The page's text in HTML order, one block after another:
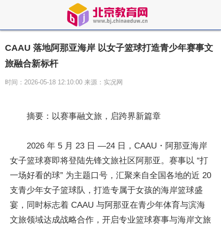
CAAU 落地阿那亚海岸 以女子篮球打造青少年赛事文
旅融合新标杆
时间：2026-05-18 12:10:00 来源：实况网
摘要：以赛事融文旅，启跨界新篇章
2026 年 5 月 23 日 —24 日，CAAU・阿那亚海岸
女子篮球赛即将登陆先锋文旅社区阿那亚。赛事以 “打
一场好看的球” 为主题口号，汇聚来自全国各地的近 20
支青少年女子篮球队，打造专属于女孩的海岸篮球盛
宴，同时标志着 CAAU 与阿那亚在青少年体育与滨海
文旅领域达成战略合作，开启专业篮球赛事与海岸文旅